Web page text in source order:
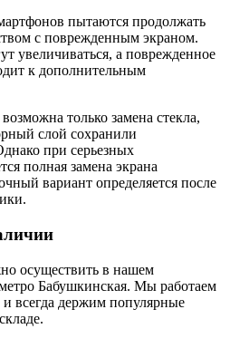
пытаются продолжать
с поврежденным экраном.
увеличиваться, а поврежденное
к дополнительным
только замена стекла,
слой сохранили
при серьезных
полная замена экрана
вариант определяется после
осуществить в нашем
Бабушкинская. Мы работаем
всегда держим популярные